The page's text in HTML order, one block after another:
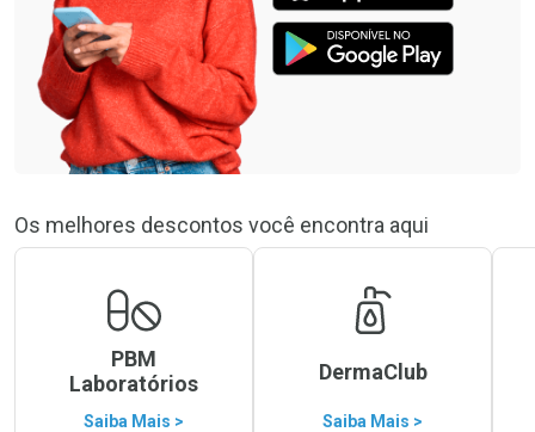
Os melhores descontos você encontra aqui
PBM
Laboratórios
Saiba Mais >
DermaClub
Saiba Mais >